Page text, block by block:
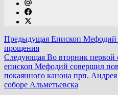
Предыдущая Епископ Мефодий
прощения
Следующая Во вторник первой
епископ Мефодий совершил
покаянного канона прп.
соборе Альметьевска